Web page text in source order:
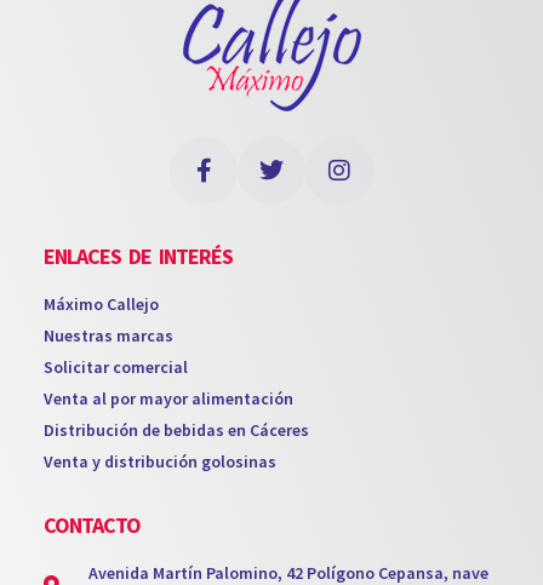
ENLACES DE INTERÉS
Máximo Callejo
Nuestras marcas
Solicitar comercial
Venta al por mayor alimentación
Distribución de bebidas en Cáceres
Venta y distribución golosinas
CONTACTO
Avenida Martín Palomino, 42 Polígono Cepansa, nave